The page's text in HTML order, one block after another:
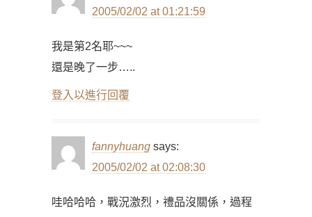
2005/02/02 at 01:21:59
我是第2名耶~~~
還是晚了一步…..
登入以進行回覆
fannyhuang says:
2005/02/02 at 02:08:30
哇哈哈哈，戰況激烈，禮品沒關係，過程